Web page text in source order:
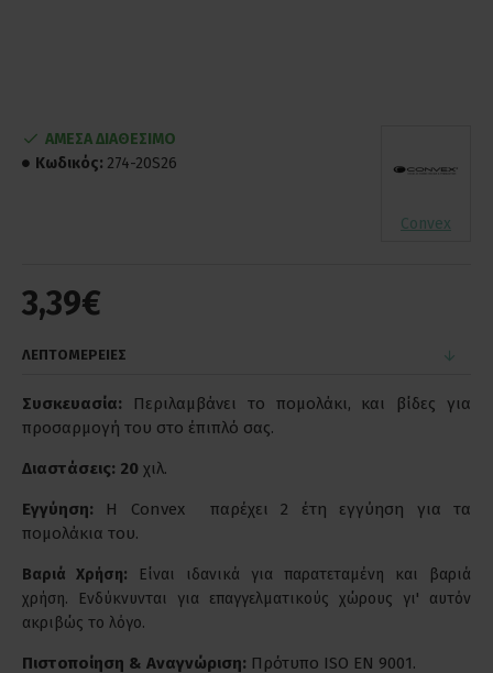
3,39€
ΑΜΕΣΑ ΔΙΑΘΕΣΙΜΟ
Κωδικός: 274-20S26
Convex
ΛΕΠΤΟΜΕΡΕΙΕΣ
Συσκευασία:
Περιλαμβάνει το πομολάκι, και βίδες για
προσαρμογή του στο έπιπλό σας.
Διαστάσεις: 20 χιλ.
Εγγύηση: Η Convex παρέχει 2 έτη εγγύηση για τα
πομολάκια του.
Βαριά Χρήση: Είναι ιδανικά για παρατεταμένη και βαριά
χρήση. Ενδύκνυνται για επαγγελματικούς χώρους γι' αυτόν
ακριβώς το λόγο.
Πιστοποίηση & Αναγνώριση: Πρότυπο ISO EN 9001.